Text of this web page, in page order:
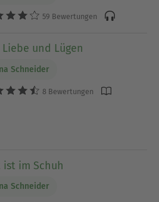
59 Bewertungen
Liebe und Lügen
Schneider
8 Bewertungen
ist im Schuh
Schneider